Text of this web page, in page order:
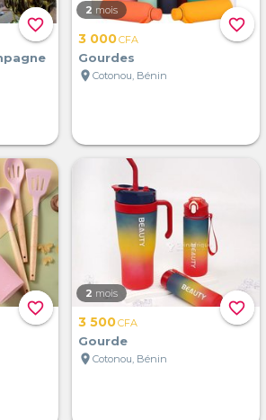
favorite_border favorite_border
2 mois
3 000CFA
Gourdes
location_on Cotonou, Bénin
favorite_border favorite_border
2 mois
3 500CFA
Gourde
location_on Cotonou, Bénin